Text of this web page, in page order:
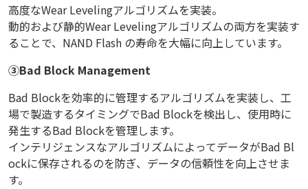
高度なWear Levelingアルゴリズムを実装。
動的および静的Wear Levelingアルゴリズムの両方を実装す
ることで、NAND Flash の寿命を大幅に向上しています。
③Bad Block Management
Bad Blockを効率的に管理するアルゴリズムを実装し、工
場で製造するタイミングでBad Blockを検出し、使用時に
発生するBad Blockを管理します。
インテリジェンスなアルゴリズムによってデータがBad Bl
ockに保存されるのを防ぎ、データの信頼性を向上させま
す。